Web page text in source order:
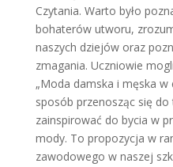
Czytania. Warto było
bohaterów utworu,
naszych dziejów oraz
zmagania. Uczniowie
„Moda damska i męska w
sposób przenosząc się
zainspirować do bycia w
mody. To propozycja w
zawodowego w naszej